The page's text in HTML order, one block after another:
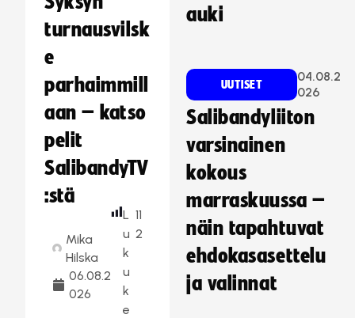
turnausvilsk
e
parhaimmill
aan – katso
pelit
SalibandyTV
:stä
Mika
Hilska
06.08.2
026
L
u
k
u
k
e
11
2
auki
UUTISET
04.08.2
026
Salibandyliiton
varsinainen
kokous
marraskuussa –
näin tapahtuvat
ehdokasasettelu
ja valinnat